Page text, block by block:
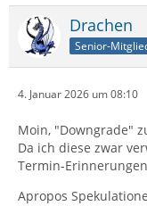
Drachen
Senior-
4. Januar 2026 um 08:10
Moin, "Downgrade"
Da ich diese zwar
Termin-
Apropos